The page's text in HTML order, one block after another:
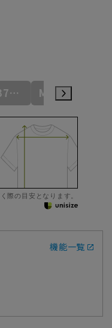
S(37cm) M(39cm)
際の目安となります。
機能一覧